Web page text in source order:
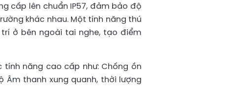
cấp lên chuẩn IP57, đảm bảo độ
khác nhau. Một tính năng thú
trí ở bên ngoài tai nghe, tạo điểm
tính năng cao cấp như: Chống ồn
Âm thanh xung quanh, thời lượng